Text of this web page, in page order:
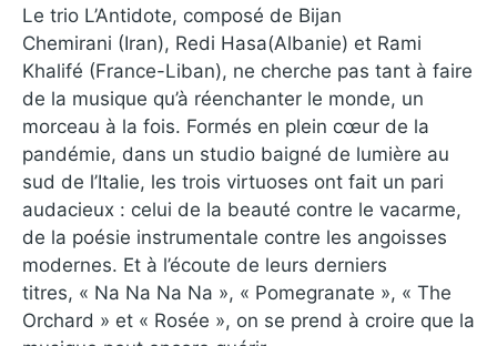
Le trio L’Antidote, composé de Bijan
Chemirani (Iran), Redi Hasa(Albanie) et Rami
Khalifé (France-Liban), ne cherche pas tant à faire
de la musique qu’à réenchanter le monde, un
morceau à la fois. Formés en plein cœur de la
pandémie, dans un studio baigné de lumière au
sud de l’Italie, les trois virtuoses ont fait un pari
audacieux : celui de la beauté contre le vacarme,
de la poésie instrumentale contre les angoisses
modernes. Et à l’écoute de leurs derniers
titres, « Na Na Na Na », « Pomegranate », « The
Orchard » et « Rosée », on se prend à croire que la